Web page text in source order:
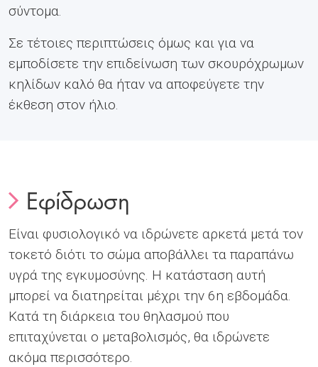
σύντομα.
Σε τέτοιες περιπτώσεις όμως και για να
εμποδίσετε την επιδείνωση των σκουρόχρωμων
κηλίδων καλό θα ήταν να αποφεύγετε την
έκθεση στον ήλιο.
Εφίδρωση
Είναι φυσιολογικό να ιδρώνετε αρκετά μετά τον
τοκετό διότι το σώμα αποβάλλει τα παραπάνω
υγρά της εγκυμοσύνης. Η κατάσταση αυτή
μπορεί να διατηρείται μέχρι την 6η εβδομάδα.
Κατά τη διάρκεια του θηλασμού που
επιταχύνεται ο μεταβολισμός, θα ιδρώνετε
ακόμα περισσότερο.